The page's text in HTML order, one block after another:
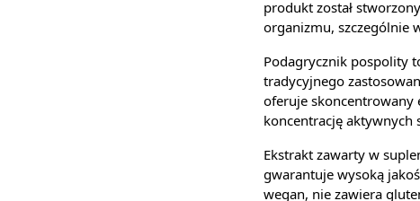
produkt został
organizmu, szczególnie
Podagrycznik pospolity
tradycyjnego
oferuje skoncentrowany
koncentrację aktywnych
Ekstrakt zawarty w
gwarantuje wysoką
wegan, nie zawiera